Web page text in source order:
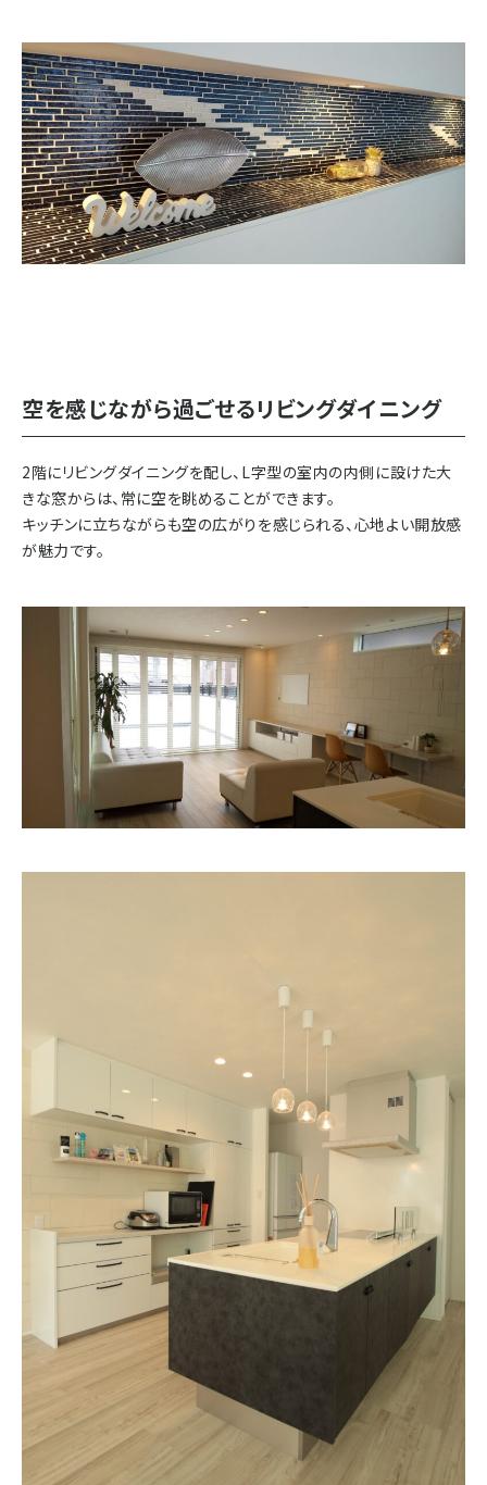
空を感じながら過ごせるリビングダイニング
2階にリビングダイニングを配し、L字型の室内の内側に設けた大
きな窓からは、常に空を眺めることができます。
キッチンに立ちながらも空の広がりを感じられる、心地よい開放感
が魅力です。